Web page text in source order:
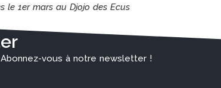
le 1er mars au Djojo des Ecus
vous à notre newsletter !